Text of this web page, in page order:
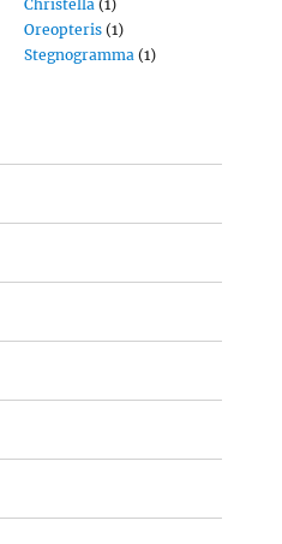
Christella (1)
Oreopteris (1)
Stegnogramma (1)